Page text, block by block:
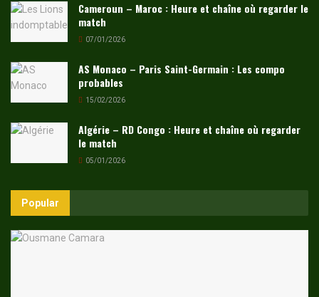
Cameroun – Maroc : Heure et chaîne où regarder le
match
07/01/2026
AS Monaco – Paris Saint-Germain : Les compo
probables
15/02/2026
Algérie – RD Congo : Heure et chaîne où regarder
le match
05/01/2026
Popular